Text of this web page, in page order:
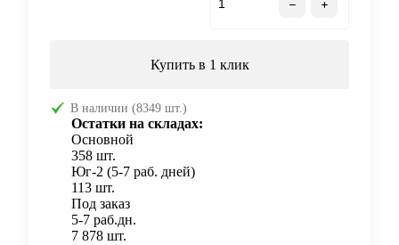
Купить в 1 клик
В наличии (8349 шт.)
Остатки на складах:
Основной
358 шт.
Юг-2 (5-7 раб. дней)
113 шт.
Под заказ
5-7 раб.дн.
7 878 шт.